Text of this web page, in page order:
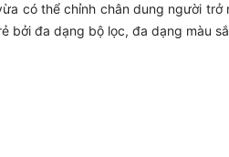
có thể chỉnh chân dung người
bởi đa dạng bộ lọc, đa dạng màu